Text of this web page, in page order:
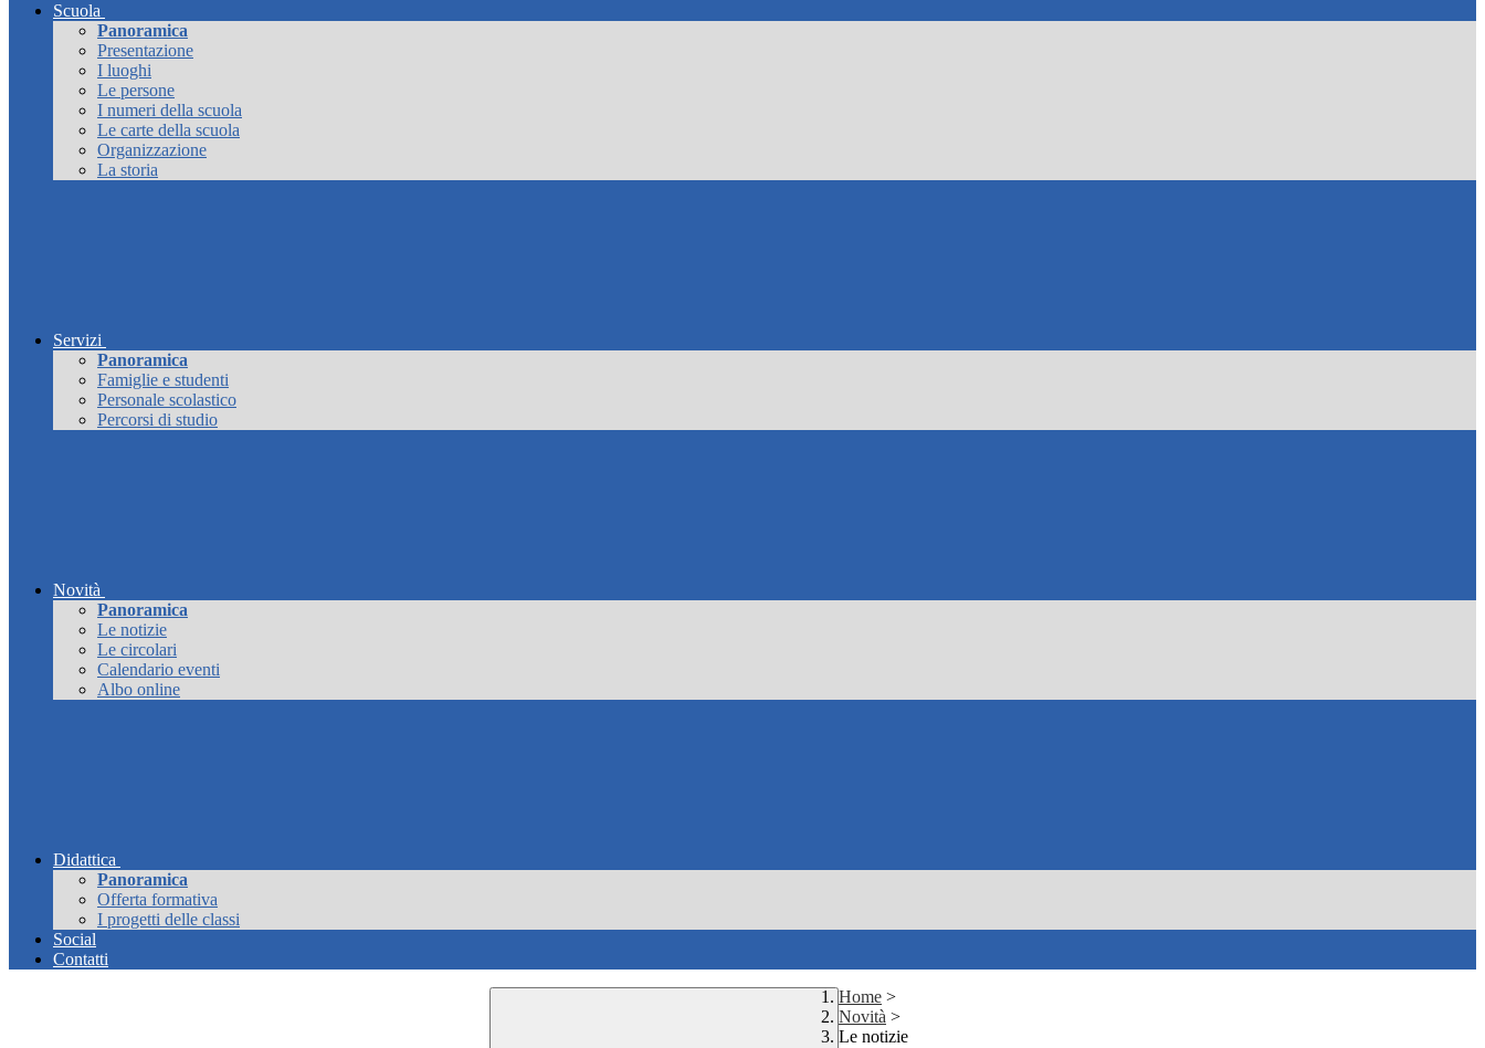
Scuola
Panoramica
Presentazione
I luoghi
Le persone
I numeri della scuola
Le carte della scuola
Organizzazione
La storia
Servizi
Panoramica
Famiglie e studenti
Personale scolastico
Percorsi di studio
Novità
Panoramica
Le notizie
Le circolari
Calendario eventi
Albo online
Didattica
Panoramica
Offerta formativa
I progetti delle classi
Social
Contatti
Home >
Novità >
Le notizie